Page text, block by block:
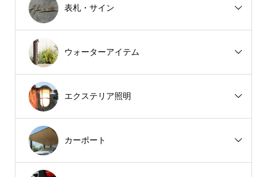
表札・サイン
ウォーターアイテム
エクステリア照明
カーポート